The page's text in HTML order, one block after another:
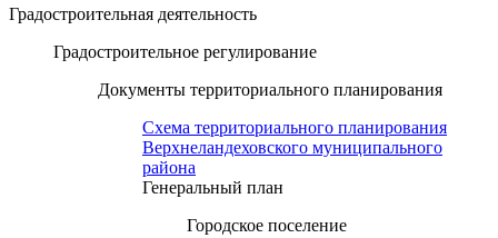
Градостроительная деятельность
Градостроительное регулирование
Документы территориального планирования
Схема территориального планирования
Верхнеландеховского муниципального
района
Генеральный план
Городское поселение